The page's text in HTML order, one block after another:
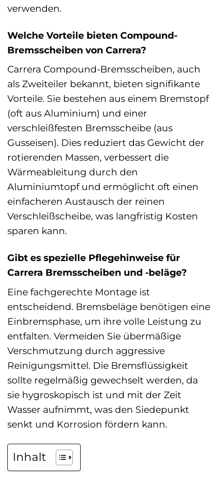
verwenden.
Welche Vorteile bieten Compound-
Bremsscheiben von Carrera?
Carrera Compound-Bremsscheiben, auch
als Zweiteiler bekannt, bieten signifikante
Vorteile. Sie bestehen aus einem Bremstopf
(oft aus Aluminium) und einer
verschleißfesten Bremsscheibe (aus
Gusseisen). Dies reduziert das Gewicht der
rotierenden Massen, verbessert die
Wärmeableitung durch den
Aluminiumtopf und ermöglicht oft einen
einfacheren Austausch der reinen
Verschleißscheibe, was langfristig Kosten
sparen kann.
Gibt es spezielle Pflegehinweise für
Carrera Bremsscheiben und -beläge?
Eine fachgerechte Montage ist
entscheidend. Bremsbeläge benötigen eine
Einbremsphase, um ihre volle Leistung zu
entfalten. Vermeiden Sie übermäßige
Verschmutzung durch aggressive
Reinigungsmittel. Die Bremsflüssigkeit
sollte regelmäßig gewechselt werden, da
sie hygroskopisch ist und mit der Zeit
Wasser aufnimmt, was den Siedepunkt
senkt und Korrosion fördern kann.
Inhalt